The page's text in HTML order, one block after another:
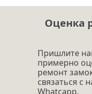
Оценка
Пришлите
примерно
ремонт
связаться с
Whatcapp.